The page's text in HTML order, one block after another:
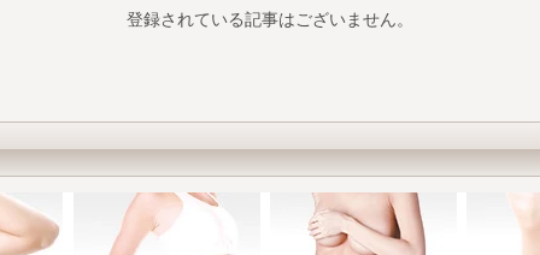
登録されている記事はございません。